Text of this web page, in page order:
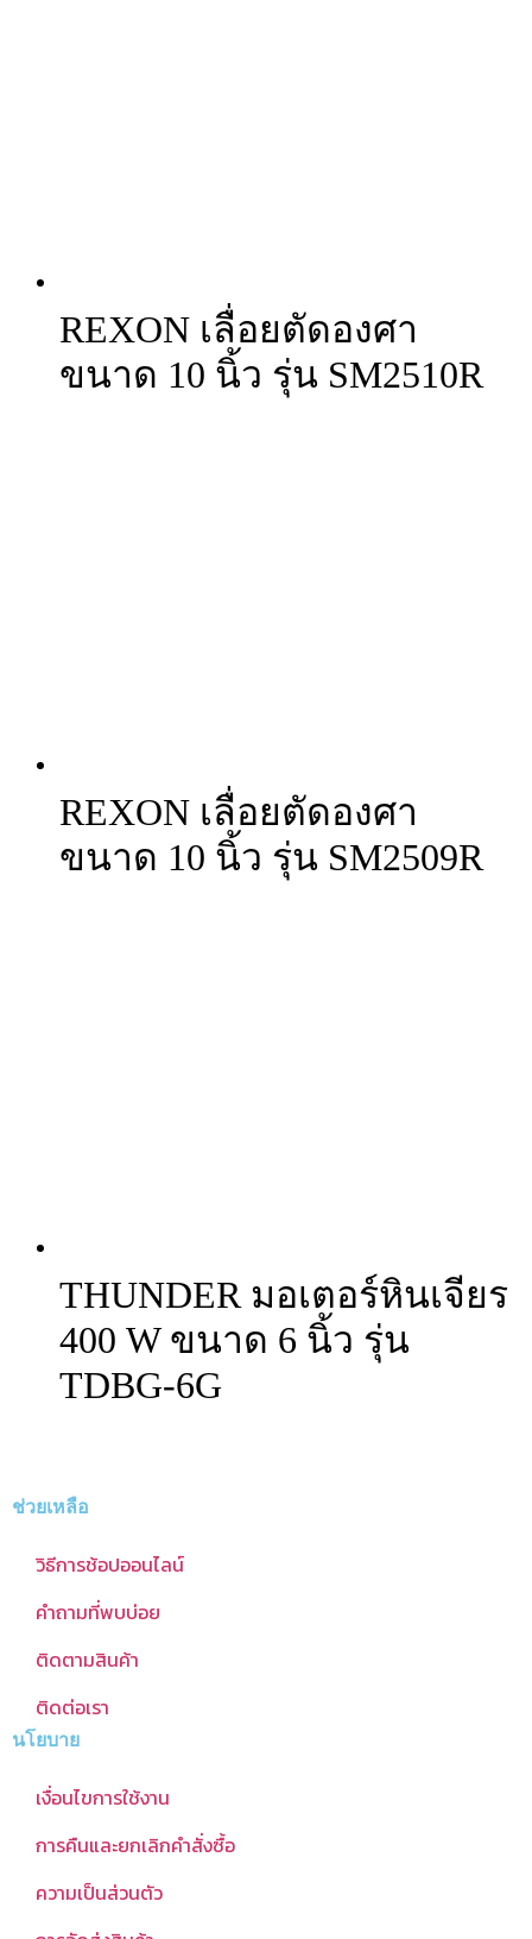
REXON เลื่อยตัดองศา
ขนาด 10 นิ้ว รุ่น SM2510R
REXON เลื่อยตัดองศา
ขนาด 10 นิ้ว รุ่น SM2509R
THUNDER มอเตอร์หินเจียร
400 W ขนาด 6 นิ้ว รุ่น
TDBG-6G
ช่วยเหลือ
วิธีการช้อปออนไลน์
คำถามที่พบบ่อย
ติดตามสินค้า
ติดต่อเรา
นโยบาย
เงื่อนไขการใช้งาน
การคืนและยกเลิกคำสั่งซื้อ
ความเป็นส่วนตัว